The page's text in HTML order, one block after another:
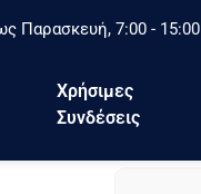
Παρασκευή, 7:00 - 15:00
Χρήσιμες
Συνδέσεις